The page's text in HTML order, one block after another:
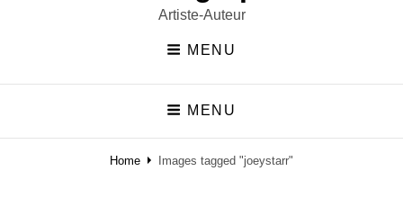
Artiste-Auteur
MENU
MENU
Home Images tagged "joeystarr"